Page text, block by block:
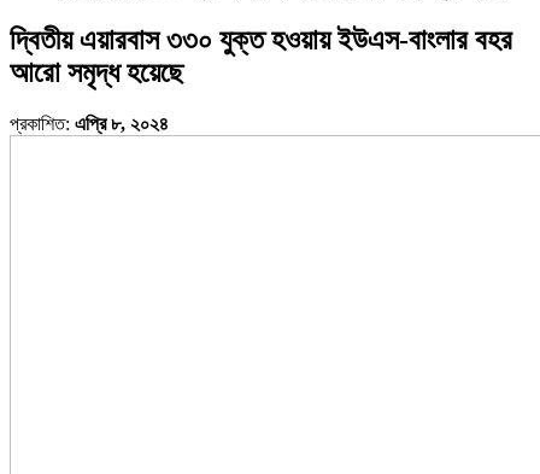
দ্বিতীয় এয়ারবাস ৩৩০ যুক্ত হওয়ায় ইউএস-বাংলার বহর
আরো সমৃদ্ধ হয়েছে
প্রকাশিত: এপ্রি ৮, ২০২৪